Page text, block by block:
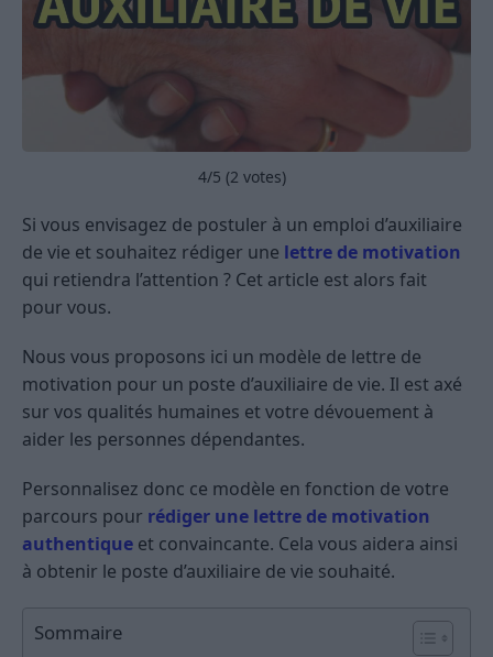
4/5 (2 votes)
Si vous envisagez de postuler à un emploi d’auxiliaire
de vie et souhaitez rédiger une lettre de motivation
qui retiendra l’attention ? Cet article est alors fait
pour vous.
Nous vous proposons ici un modèle de lettre de
motivation pour un poste d’auxiliaire de vie. Il est axé
sur vos qualités humaines et votre dévouement à
aider les personnes dépendantes.
Personnalisez donc ce modèle en fonction de votre
parcours pour rédiger une lettre de motivation
authentique et convaincante. Cela vous aidera ainsi
à obtenir le poste d’auxiliaire de vie souhaité.
Sommaire